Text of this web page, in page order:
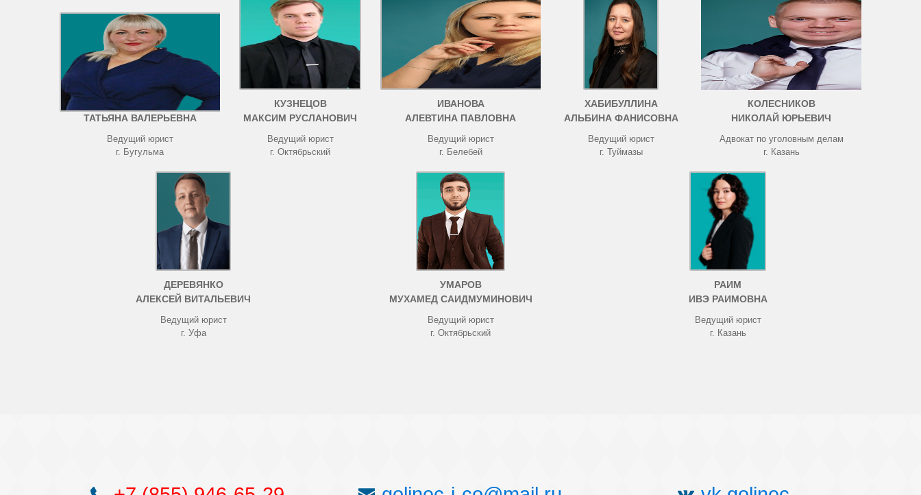
ЧИСТОВА
ТАТЬЯНА ВАЛЕРЬЕВНА
Ведущий юрист
г. Бугульма
КУЗНЕЦОВ
МАКСИМ РУСЛАНОВИЧ
Ведущий юрист
г. Октябрьский
ИВАНОВА
АЛЕВТИНА ПАВЛОВНА
Ведущий юрист
г. Белебей
ХАБИБУЛЛИНА
АЛЬБИНА ФАНИСОВНА
Ведущий юрист
г. Туймазы
КОЛЕСНИКОВ
НИКОЛАЙ ЮРЬЕВИЧ
Адвокат по уголовным делам
г. Казань
ДЕРЕВЯНКО
АЛЕКСЕЙ ВИТАЛЬЕВИЧ
Ведущий юрист
г. Уфа
УМАРОВ
МУХАМЕД САИДМУМИНОВИЧ
Ведущий юрист
г. Октябрьский
РАИМ
ИВЭ РАИМОВНА
Ведущий юрист
г. Казань